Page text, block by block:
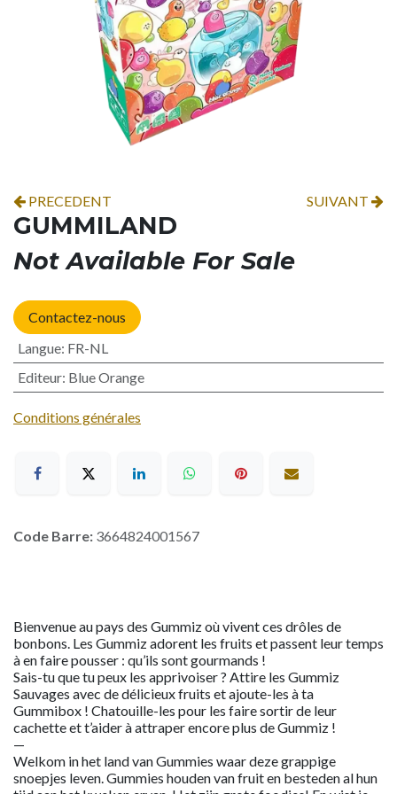
PRECEDENT SUIVANT
GUMMILAND
Not Available For Sale
Contactez-nous
Langue: FR-NL
Editeur: Blue Orange
Conditions générales
Code Barre: 3664824001567
Bienvenue au pays des Gummiz où vivent ces drôles de
bonbons. Les Gummiz adorent les fruits et passent leur temps
à en faire pousser : qu’ils sont gourmands !
Sais-tu que tu peux les apprivoiser ? Attire les Gummiz
Sauvages avec de délicieux fruits et ajoute-les à ta
Gummibox ! Chatouille-les pour les faire sortir de leur
cachette et t’aider à attraper encore plus de Gummiz !
—
Welkom in het land van Gummies waar deze grappige
snoepjes leven. Gummies houden van fruit en besteden al hun